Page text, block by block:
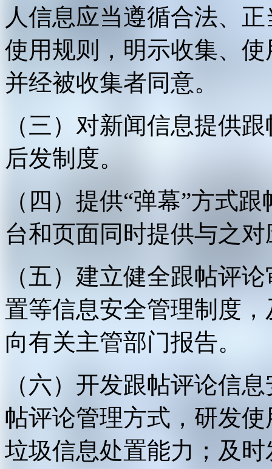
人信息应当遵循合法、
使用规则，明示收集、
并经被收集者同意。
（三）对新闻信息提供
后发制度。
（四）提供“弹幕”方式
台和页面同时提供与之
（五）建立健全跟帖评
置等信息安全管理制度
向有关主管部门报告。
（六）开发跟帖评论信
帖评论管理方式，研发
垃圾信息处置能力；及